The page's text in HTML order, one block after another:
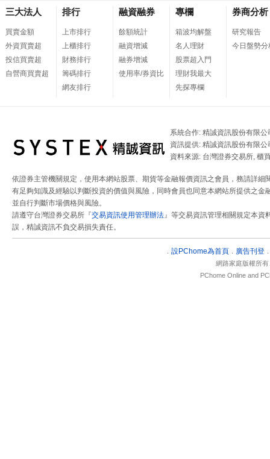
三大法人
買賣金額
外資買賣超
投信買賣超
自營商買賣超
排行
上市排行
上櫃排行
財務排行
籌碼排行
網友排行
融資融券
餘額統計
融資增減
融券增減
使用率/券資比
專欄
箱波均解盤
名人理財
股票超入門
理財我最大
先探專欄
券商分析
研究報告
今日盤勢分
系統合作: 精誠資訊股份有限公
資訊提供: 精誠資訊股份有限公
資料來源: 台灣證券交易所, 櫃
依證券主管機關規定，使用本網站股票、期貨等金融報價資訊之會員，務請詳細
有足夠知識及經驗以判斷投資的價值與風險，同時會員也同意本網站所提供之
並自行判斷市場價格與風險。
請遵守台灣證券交易所『交易資訊使用管理辦法』等交易資訊管理相關規定本資
誤，精誠資訊不負交易損失責任。
．設PChome為首頁 ． 廣告刊登
網路家庭版權所
PChome Online and